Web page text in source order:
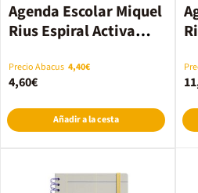
Agenda Escolar Miquel
Rius Espiral Activa
2026-2027 Lab azul
Precio Abacus 4,40€
4,60€
Añadir a la cesta